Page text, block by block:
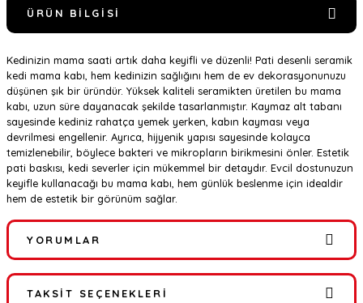
ÜRÜN BILGISI
Kedinizin mama saati artık daha keyifli ve düzenli! Pati desenli seramik
kedi mama kabı, hem kedinizin sağlığını hem de ev dekorasyonunuzu
düşünen şık bir üründür. Yüksek kaliteli seramikten üretilen bu mama
kabı, uzun süre dayanacak şekilde tasarlanmıştır. Kaymaz alt tabanı
sayesinde kediniz rahatça yemek yerken, kabın kayması veya
devrilmesi engellenir. Ayrıca, hijyenik yapısı sayesinde kolayca
temizlenebilir, böylece bakteri ve mikropların birikmesini önler. Estetik
pati baskısı, kedi severler için mükemmel bir detaydır. Evcil dostunuzun
keyifle kullanacağı bu mama kabı, hem günlük beslenme için idealdir
hem de estetik bir görünüm sağlar.
YORUMLAR
TAKSIT SEÇENEKLERI